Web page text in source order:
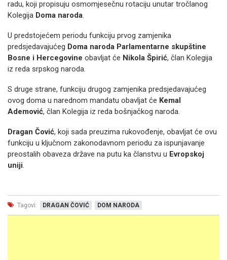
radu, koji propisuju osmomjesečnu rotaciju unutar tročlanog
Kolegija Doma naroda.
U predstojećem periodu funkciju prvog zamjenika
predsjedavajućeg Doma naroda Parlamentarne skupštine
Bosne i Hercegovine obavljat će Nikola Špirić, član Kolegija
iz reda srpskog naroda.
S druge strane, funkciju drugog zamjenika predsjedavajućeg
ovog doma u narednom mandatu obavljat će Kemal
Ademović, član Kolegija iz reda bošnjačkog naroda.
Dragan Čović, koji sada preuzima rukovođenje, obavljat će ovu
funkciju u ključnom zakonodavnom periodu za ispunjavanje
preostalih obaveza države na putu ka članstvu u Evropskoj
uniji.
Tagovi: DRAGAN ČOVIĆ DOM NARODA